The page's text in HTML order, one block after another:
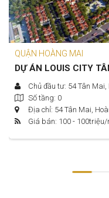
QUẬN HOÀNG MAI
DỰ ÁN LOUIS CITY
Chủ đầu tư: 54 Tân
Số tầng: 0
Địa chỉ: 54 Tân Mai,
Giá bán: 100 - 100triệu/